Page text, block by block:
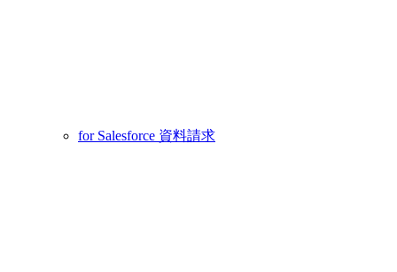
for Salesforce 資料請求